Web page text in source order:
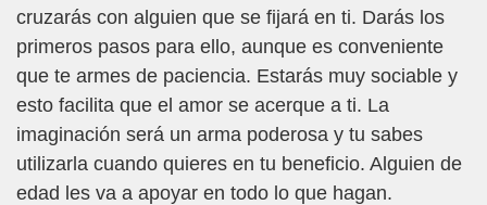
cruzarás con alguien que se fijará en ti. Darás los
primeros pasos para ello, aunque es conveniente
que te armes de paciencia. Estarás muy sociable y
esto facilita que el amor se acerque a ti. La
imaginación será un arma poderosa y tu sabes
utilizarla cuando quieres en tu beneficio. Alguien de
edad les va a apoyar en todo lo que hagan.